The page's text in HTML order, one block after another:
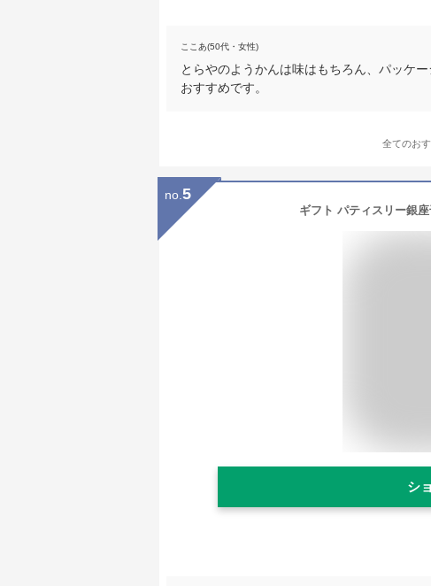
ここあ(50代・女性)
とらやのようかんは味はもちろん、パッケ
おすすめです。
全てのお
no. 5
ギフト パティスリー銀
シ